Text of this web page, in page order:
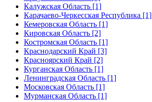
Калужская Область [1]
Карачаево-Черкесская Республика [1]
Кемеровская Область [1]
Кировская Область [2]
Костромская Область [1]
Краснодарский Край [3]
Красноярский Край [2]
Курганская Область [1]
Ленинградская Область [1]
Московская Область [1]
Мурманская Область [1]